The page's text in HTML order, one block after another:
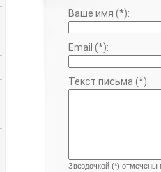
Ваше имя (*):
Email (*):
Текст письма (*):
Звездочкой (*) отмечены